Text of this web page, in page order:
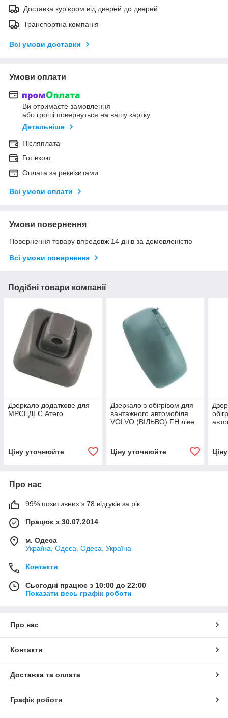
Доставка кур'єром від дверей до дверей
Транспортна компанія
Всі умови доставки
Умови оплати
Ви отримаєте замовлення
або гроші повернуться на вашу картку
Детальніше
Післяплата
Готівкою
Оплата за реквізитами
Всі умови оплати
Умови повернення
Повернення товару впродовж 14 днів за домовленістю
Всі умови повернення
Подібні товари компанії
Дзеркало додаткове для
МРСЕДЕС Атего
Ціну уточнюйте
Дзеркало з обігрівом для
вантажного автомобіля
VOLVO (ВІЛЬВО) FH ліве
Ціну уточнюйте
Про нас
99% позитивних з 78 відгуків за рік
Працює з 30.07.2014
м. Одеса
Україна, Одеса, Одеса, Україна
Контакти
Сьогодні працює з 10:00 до 22:00
Показати весь графік роботи
Про нас
Контакти
Доставка та оплата
Графік роботи